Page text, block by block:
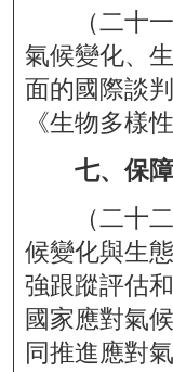
（二十一
氣候變化、
面的國際談
《生物多樣
七、保
（二十二
候變化與生
強跟蹤評估
國家應對氣
同推進應對